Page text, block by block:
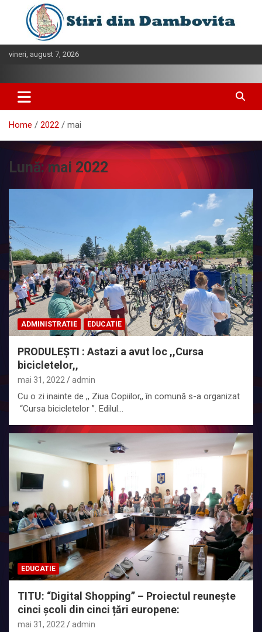
content
vineri, august 7, 2026
Home 2022 mai
Lună:mai 2022
ADMINISTRATIE EDUCATIE
PRODULEȘTI : Astazi a avut loc ,,Cursa
bicicletelor,,
mai 31, 2022 admin
Cu o zi inainte de ,, Ziua Copiilor,, în comună s-a organizat
“Cursa bicicletelor ”. Edilul…
EDUCATIE
TITU: “Digital Shopping” – Proiectul reunește
cinci școli din cinci țări europene:
mai 31, 2022 admin